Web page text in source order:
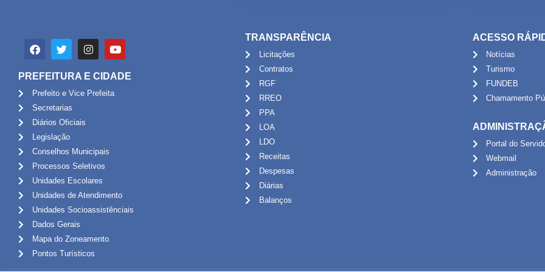
PREFEITURA E CIDADE
Prefeito e Vice Prefeita
Secretarias
Diários Oficiais
Legislação
Conselhos Municipais
Processos Seletivos
Unidades Escolares
Unidades de Atendimento
Unidades Socioassistênciais
Dados Gerais
Mapa do Zoneamento
Pontos Turísticos
TRANSPARÊNCIA
Licitações
Contratos
RGF
RREO
PPA
LOA
LDO
Receitas
Despesas
Diárias
Balanços
ACESSO
Notícias
Turismo
FUNDEB
Chamamento
Portal do
Webmail
Administração